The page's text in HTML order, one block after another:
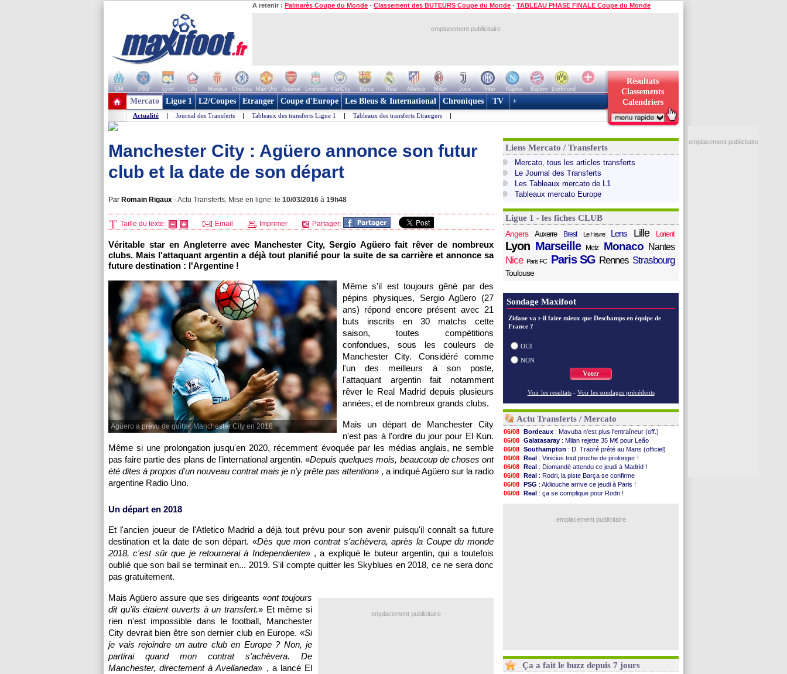
A retenir : Palmarès Coupe du Monde - Classement des BUTEURS Coupe du Monde - TABLEAU PHASE FINALE Coupe du Monde
emplacement publicitaire
OM PSG Lyon Lille Monaco Chelsea Man Utd Arsenal Liverpool ManCity Barca Real Atletico Milan Juve Inter Naples Bayern
Dortmund
+ de clubs
Résultats
Classements
Calendriers
Mercato Ligue 1 L2/Coupes Etranger Coupe d'Europe Les Bleus & International Chroniques TV +
Actualité | Journal des Transferts | Tableaux des transferts Ligue 1 | Tableaux des transferts Etrangers |
Manchester City : Agüero annonce son futur
club et la date de son départ
Par Romain Rigaux -Actu Transferts, Mise en ligne: le 10/03/2016 à 19h48
Taille du texte: Email Imprimer Partager:
Véritable star en Angleterre avec Manchester City, Sergio Agüero fait rêver de nombreux
clubs. Mais l'attaquant argentin a déjà tout planifié pour la suite de sa carrière et annonce sa
future destination : l'Argentine !
Agüero a prévu de quitter Manchester City en 2018
Même s'il est toujours gêné par des
pépins physiques, Sergio Agüero (27
ans) répond encore présent avec 21
buts inscrits en 30 matchs cette
saison, toutes compétitions
confondues, sous les couleurs de
Manchester City. Considéré comme
l'un des meilleurs à son poste,
l'attaquant argentin fait notamment
rêver le Real Madrid depuis plusieurs
années, et de nombreux grands clubs.
Mais un départ de Manchester City
n'est pas à l'ordre du jour pour El Kun.
Même si une prolongation jusqu'en 2020, récemment évoquée par les médias anglais, ne semble
pas faire partie des plans de l'international argentin. «Depuis quelques mois, beaucoup de choses ont
été dites à propos d'un nouveau contrat mais je n'y prête pas attention» , a indiqué Agüero sur la radio
argentine Radio Uno.
Un départ en 2018
Et l'ancien joueur de l'Atletico Madrid a déjà tout prévu pour son avenir puisqu'il connaît sa future
destination et la date de son départ. «Dès que mon contrat s'achèvera, après la Coupe du monde
2018, c'est sûr que je retournerai à Independiente» , a expliqué le buteur argentin, qui a toutefois
oublié que son bail se terminait en... 2019. S'il compte quitter les Skyblues en 2018, ce ne sera donc
pas gratuitement.
emplacement publicitaire
Mais Agüero assure que ses dirigeants «ont toujours
dit qu'ils étaient ouverts à un transfert.» Et même si
rien n'est impossible dans le football, Manchester
City devrait bien être son dernier club en Europe. «Si
je vais rejoindre un autre club en Europe ? Non, je
partirai quand mon contrat s'achèvera. De
Manchester, directement à Avellaneda» , a lancé El
Liens Mercato / Transferts
Mercato, tous les articles transferts
Le Journal des Transferts
Les Tableaux mercato de L1
Tableaux mercato Europe
Ligue 1 - les fiches CLUB
Angers
Auxerre Brest Le Havre Lens Lille Lorient
Lyon Marseille Metz Monaco Nantes
Nice Paris FC Paris SG Rennes Strasbourg
Toulouse
Sondage Maxifoot
Zidane va t-il faire mieux que Deschamps en équipe de
France ?
OUI
NON
Voter
Voir les resultats - Voir les sondages précédents
Actu Transferts / Mercato
06/08 Bordeaux : Mavuba n'est plus l'entraîneur (off.)
06/08 Galatasaray : Milan rejette 35 M€ pour Leão
06/08 Southampton : D. Traoré prêté au Mans (officiel)
06/08 Real : Vinicius tout proche de prolonger !
06/08 Real : Diomandé attendu ce jeudi à Madrid !
06/08 Real : Rodri, la piste Barça se confirme
06/08 PSG : Akliouche arrive ce jeudi à Paris !
06/08 Real : ça se complique pour Rodri !
: réponse imminente de Vinicius
emplacement publicitaire
Ça a fait le buzz depuis 7 jours
emplacement publicitaire